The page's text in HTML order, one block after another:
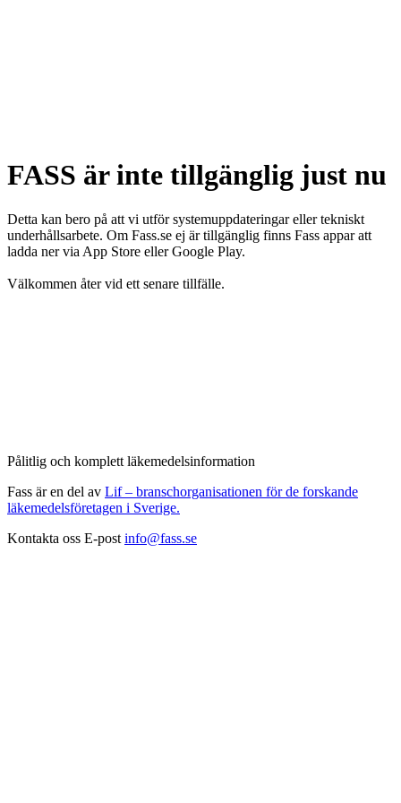
FASS är inte tillgänglig just nu
Detta kan bero på att vi utför systemuppdateringar eller tekniskt
underhållsarbete. Om Fass.se ej är tillgänglig finns Fass appar att
ladda ner via App Store eller Google Play.
Välkommen åter vid ett senare tillfälle.
Pålitlig och komplett läkemedelsinformation
Fass är en del av Lif – branschorganisationen för de forskande
läkemedelsföretagen i Sverige.
Kontakta oss E-post info@fass.se